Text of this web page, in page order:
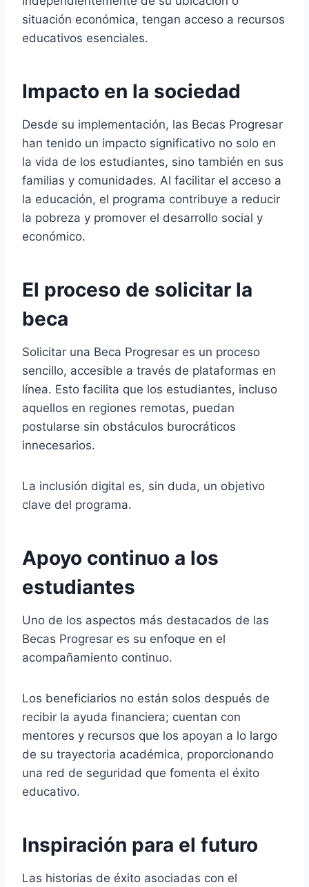
situación económica, tengan acceso a recursos
educativos esenciales.
Impacto en la sociedad
Desde su implementación, las Becas Progresar
han tenido un impacto significativo no solo en
la vida de los estudiantes, sino también en sus
familias y comunidades. Al facilitar el acceso a
la educación, el programa contribuye a reducir
la pobreza y promover el desarrollo social y
económico.
El proceso de solicitar la
beca
Solicitar una Beca Progresar es un proceso
sencillo, accesible a través de plataformas en
línea. Esto facilita que los estudiantes, incluso
aquellos en regiones remotas, puedan
postularse sin obstáculos burocráticos
innecesarios.
La inclusión digital es, sin duda, un objetivo
clave del programa.
Apoyo continuo a los
estudiantes
Uno de los aspectos más destacados de las
Becas Progresar es su enfoque en el
acompañamiento continuo.
Los beneficiarios no están solos después de
recibir la ayuda financiera; cuentan con
mentores y recursos que los apoyan a lo largo
de su trayectoria académica, proporcionando
una red de seguridad que fomenta el éxito
educativo.
Inspiración para el futuro
Las historias de éxito asociadas con el